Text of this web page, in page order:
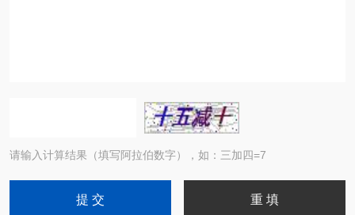
请输入计算结果（填写阿拉伯数字），如：三加四=7